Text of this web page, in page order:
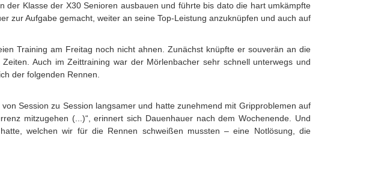
Klasse der X30 Senioren ausbauen und führte bis dato die hart umkämpfte
zur Aufgabe gemacht, weiter an seine Top-Leistung anzuknüpfen und auch auf
Training am Freitag noch nicht ahnen. Zunächst knüpfte er souverän an die
Auch im Zeittraining war der Mörlenbacher sehr schnell unterwegs und
der folgenden Rennen.
Session zu Session langsamer und hatte zunehmend mit Gripproblemen auf
mitzugehen (...)“, erinnert sich Dauenhauer nach dem Wochenende. Und
welchen wir für die Rennen schweißen mussten – eine Notlösung, die